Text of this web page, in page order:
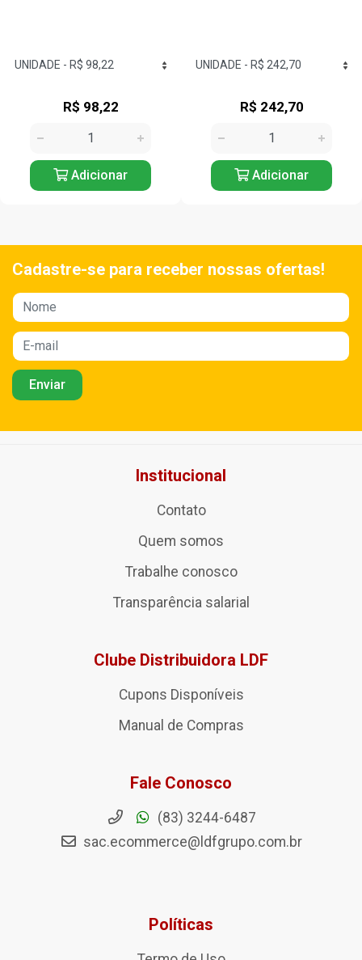
R$ 242,70
Adicionar
R$ 141,12
Adicionar
Cadastre-se para receber nossas ofertas!
Institucional
Contato
Quem somos
Trabalhe conosco
Transparência salarial
Clube Distribuidora LDF
Cupons Disponíveis
Manual de Compras
Fale Conosco
(83) 3244-6487
sac.ecommerce@ldfgrupo.com.br
Políticas